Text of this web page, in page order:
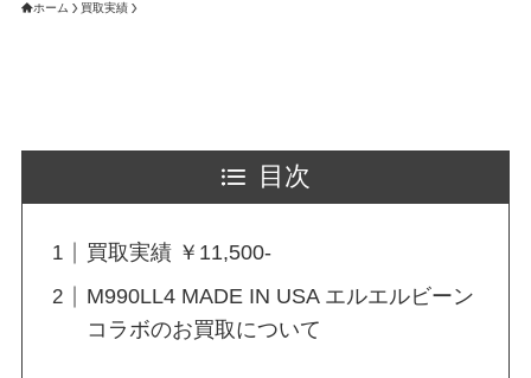
ホーム 買取実績
目次
買取実績 ￥11,500-
M990LL4 MADE IN USA エルエルビーン
コラボのお買取について